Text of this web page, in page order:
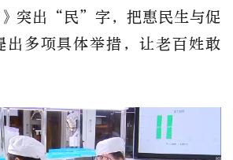
突出“民”字，把惠民生与促
出多项具体举措，让老百姓敢